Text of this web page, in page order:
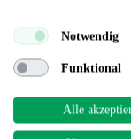
Notwendig
Funktional
Alle